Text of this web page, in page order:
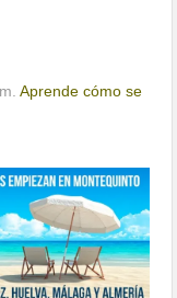
Aprende cómo se